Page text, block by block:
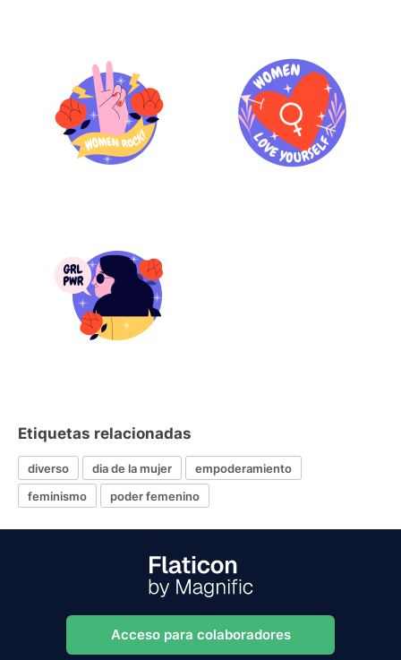
Etiquetas relacionadas
diverso dia de la mujer
empoderamiento
feminismo
poder femenino
Acceso para colaboradores